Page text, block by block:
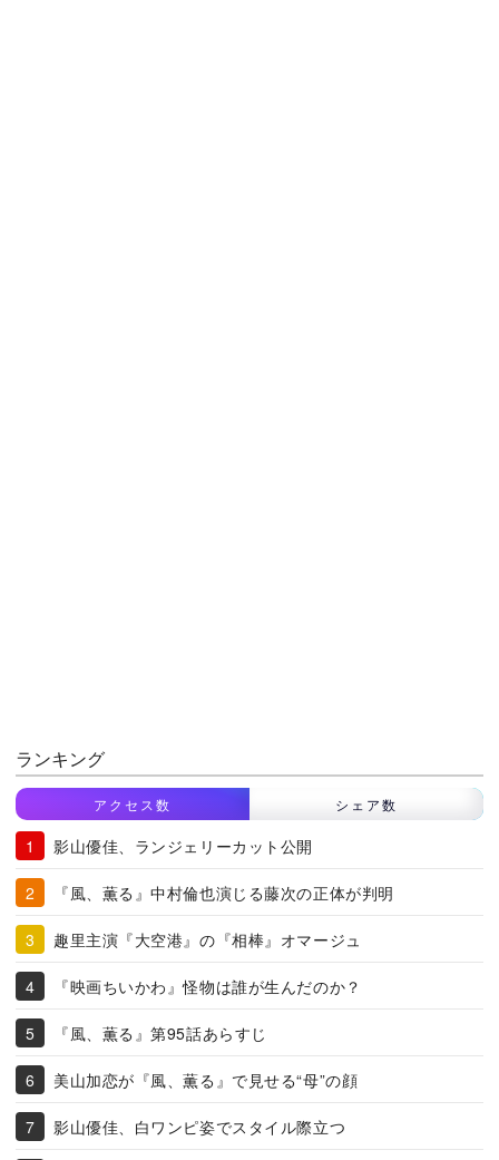
ランキング
アクセス数 シェア数
影山優佳、ランジェリーカット公開
『風、薫る』中村倫也演じる藤次の正体が判明
趣里主演『大空港』の『相棒』オマージュ
『映画ちいかわ』怪物は誰が生んだのか？
『風、薫る』第95話あらすじ
美山加恋が『風、薫る』で見せる“母”の顔
影山優佳、白ワンピ姿でスタイル際立つ